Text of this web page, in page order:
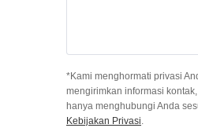
*Kami menghormati privasi
mengirimkan informasi
hanya menghubungi Anda
Kebijakan Privasi.